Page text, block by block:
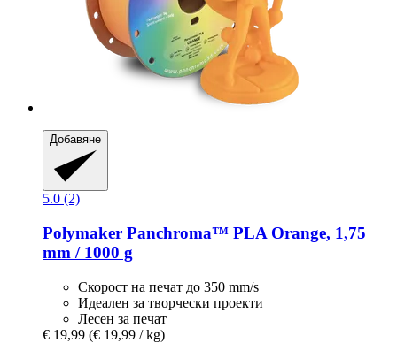
Добавяне
5.0 (2)
Polymaker Panchroma™ PLA Orange, 1,75
mm / 1000 g
Скорост на печат до 350 mm/s
Идеален за творчески проекти
Лесен за печат
€ 19,99 (€ 19,99 / kg)